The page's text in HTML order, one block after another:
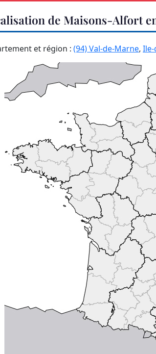
de Maisons-Alfort
et région : (94) Val-de-Marne, Ile-